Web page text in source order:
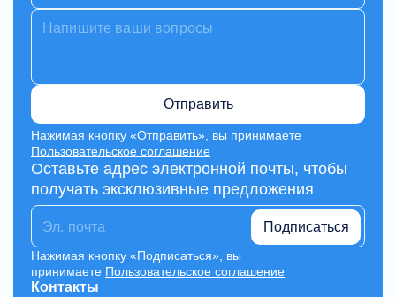
Контакты
Отправить
Нажимая кнопку «Отправить», вы принимаете
Пользовательское соглашение
Оставьте адрес электронной почты, чтобы
получать эксклюзивные предложения
Подписаться
Нажимая кнопку «Подписаться», вы
принимаете Пользовательское соглашение